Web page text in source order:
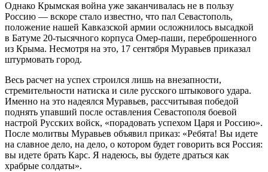
Однако Крымская война уже заканчивалась не в пользу
Россию — вскоре стало известно, что пал Севастополь,
положение нашей Кавказской армии осложнилось высадкой
в Батуме 20-тысячного корпуса Омер-паши, переброшенного
из Крыма. Несмотря на это, 17 сентября Муравьев приказал
штурмовать город.
Весь расчет на успех строился лишь на внезапности,
стремительности натиска и силе русского штыкового удара.
Именно на это надеялся Муравьев, рассчитывая победой
поднять упавший после оставления Севастополя боевой
настрой Русских войск, «порадовать успехом Царя и Россию».
После молитвы Муравьев объявил приказ: «Ребята! Вы идете
на славное дело, на дело, о котором будет говорить вся Россия:
вы идете брать Карс. Я надеюсь, вы будете драться как
храбрые солдаты».